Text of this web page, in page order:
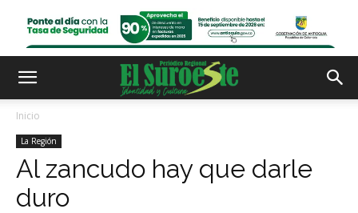
Inicio
La Región
Al zancudo hay que darle
duro